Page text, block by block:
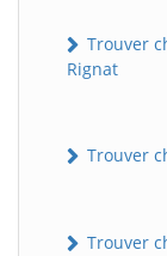
Trouver
Rignat
Trouver
Trouver